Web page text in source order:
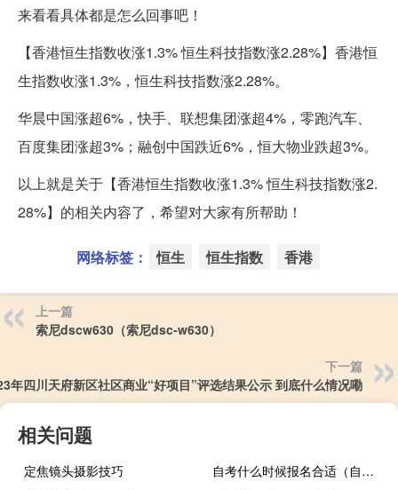
来看看具体都是怎么回事吧！
【香港恒生指数收涨1.3% 恒生科技指数涨2.28%】香港恒
生指数收涨1.3%，恒生科技指数涨2.28%。
华晨中国涨超6%，快手、联想集团涨超4%，零跑汽车、
百度集团涨超3%；融创中国跌近6%，恒大物业跌超3%。
以上就是关于【香港恒生指数收涨1.3% 恒生科技指数涨2.
28%】的相关内容了，希望对大家有所帮助！
网络标签： 恒生 恒生指数 香港
上一篇
索尼dscw630（索尼dsc-w630）
下一篇
年四川天府新区社区商业“好项目”评选结果公示 到底什么情况嘞
相关问题
定焦镜头摄影技巧
自考什么时候报名合适（自考什么时候报名）